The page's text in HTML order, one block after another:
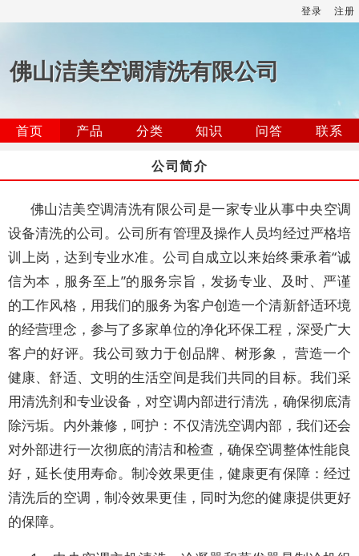
登录 注册
佛山洁美空调清洗有限公司
首页 产品 分类 知识 问答
联系
公司简介
佛山洁美空调清洗有限公司是一家专业从事中央空调
设备清洗的公司。公司所有管理及操作人员均经过严格培
训上岗，达到专业水准。公司自成立以来始终秉承着“诚
信为本，服务至上”的服务宗旨，发扬专业、及时、严谨
的工作风格，用我们的服务为客户创造一个清新舒适环境
的经营理念，参与了多家单位的净化环保工程，深受广大
客户的好评。我公司致力于创品牌、树形象， 营造一个
健康、舒适、文明的生活空间是我们共同的目标。我们采
用清洗剂和专业设备，对空调内部进行清洗，确保彻底清
除污垢。内外兼修，呵护：不仅清洗空调内部，我们还会
对外部进行一次彻底的清洁和检查，确保空调整体性能良
好，延长使用寿命。制冷效果更佳，健康更有保障：经过
清洗后的空调，制冷效果更佳，同时为您的健康提供更好
的保障。